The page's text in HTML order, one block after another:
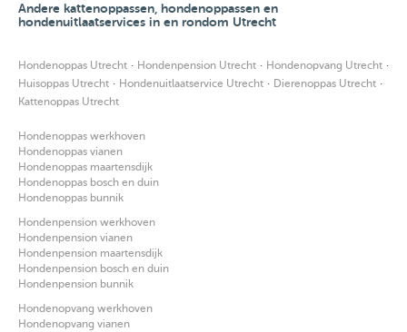
Andere kattenoppassen, hondenoppassen en
hondenuitlaatservices in en rondom Utrecht
Hondenoppas Utrecht · Hondenpension Utrecht · Hondenopvang Utrecht ·
Huisoppas Utrecht · Hondenuitlaatservice Utrecht · Dierenoppas Utrecht ·
Kattenoppas Utrecht
Hondenoppas werkhoven
Hondenoppas vianen
Hondenoppas maartensdijk
Hondenoppas bosch en duin
Hondenoppas bunnik
Hondenpension werkhoven
Hondenpension vianen
Hondenpension maartensdijk
Hondenpension bosch en duin
Hondenpension bunnik
Hondenopvang werkhoven
Hondenopvang vianen